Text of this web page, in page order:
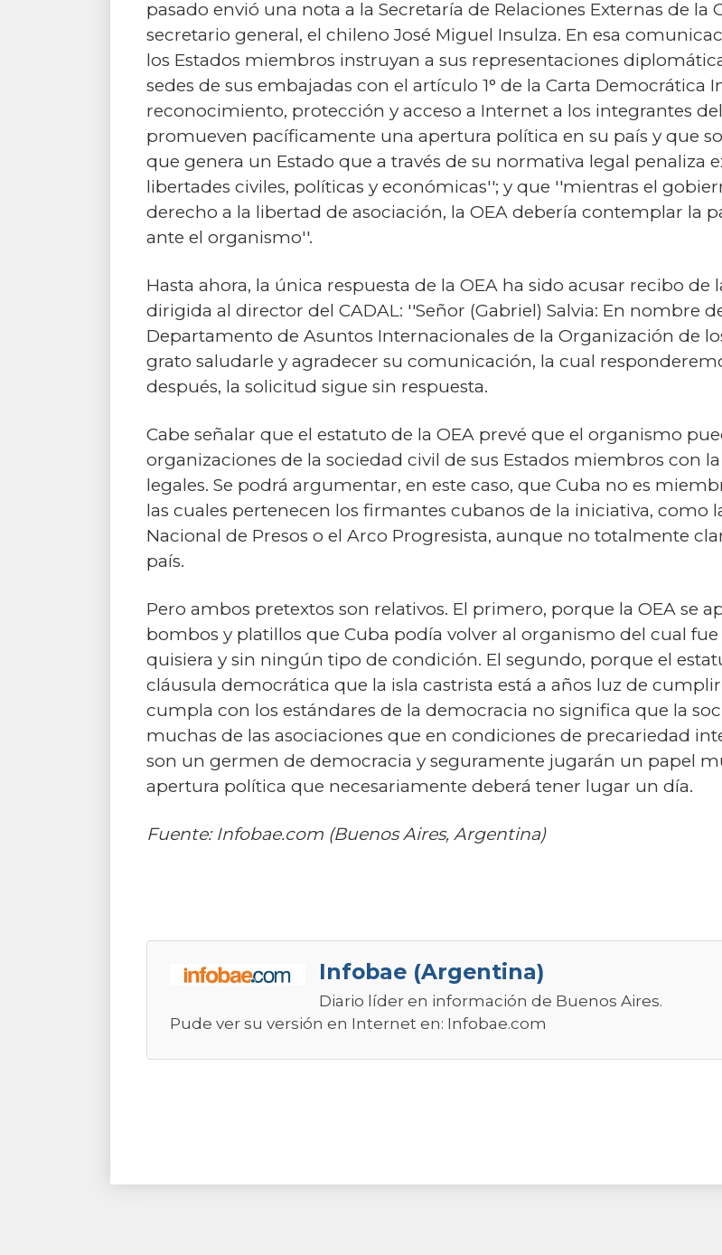
pasado envió una nota a la Secretaría de Relaciones Externas de
secretario general, el chileno José Miguel Insulza. En esa
los Estados miembros instruyan a sus representaciones
sedes de sus embajadas con el artículo 1° de la Carta
reconocimiento, protección y acceso a Internet a los integrantes
promueven pacíficamente una apertura política en su país y que
que genera un Estado que a través de su normativa legal penaliza
libertades civiles, políticas y económicas''; y que ''mientras el
derecho a la libertad de asociación, la OEA debería contemplar la
ante el organismo''.
Hasta ahora, la única respuesta de la OEA ha sido acusar recibo
dirigida al director del CADAL: ''Señor (Gabriel) Salvia: En nombre
Departamento de Asuntos Internacionales de la Organización de
grato saludarle y agradecer su comunicación, la cual
después, la solicitud sigue sin respuesta.
Cabe señalar que el estatuto de la OEA prevé que el organismo
organizaciones de la sociedad civil de sus Estados miembros con
legales. Se podrá argumentar, en este caso, que Cuba no es
las cuales pertenecen los firmantes cubanos de la iniciativa, como
Nacional de Presos o el Arco Progresista, aunque no totalmente
país.
Pero ambos pretextos son relativos. El primero, porque la OEA se
bombos y platillos que Cuba podía volver al organismo del cual
quisiera y sin ningún tipo de condición. El segundo, porque el
cláusula democrática que la isla castrista está a años luz de
cumpla con los estándares de la democracia no significa que la
muchas de las asociaciones que en condiciones de precariedad
son un germen de democracia y seguramente jugarán un papel
apertura política que necesariamente deberá tener lugar un día.
Fuente: Infobae.com (Buenos Aires, Argentina)
Infobae (Argentina)
Diario líder en información de Buenos Aires.
Pude ver su versión en Internet en: Infobae.com